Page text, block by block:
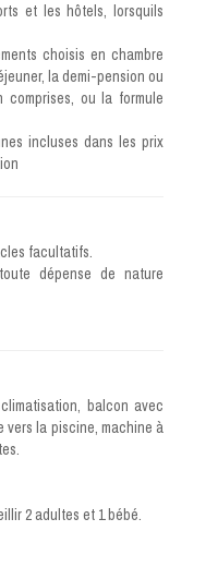
et les hôtels, lorsquils
choisis en chambre
la demi-pension ou
comprises, ou la formule
incluses dans les prix
facultatifs.
dépense de nature
balcon avec
vers la piscine, machine à
2 adultes et 1 bébé.